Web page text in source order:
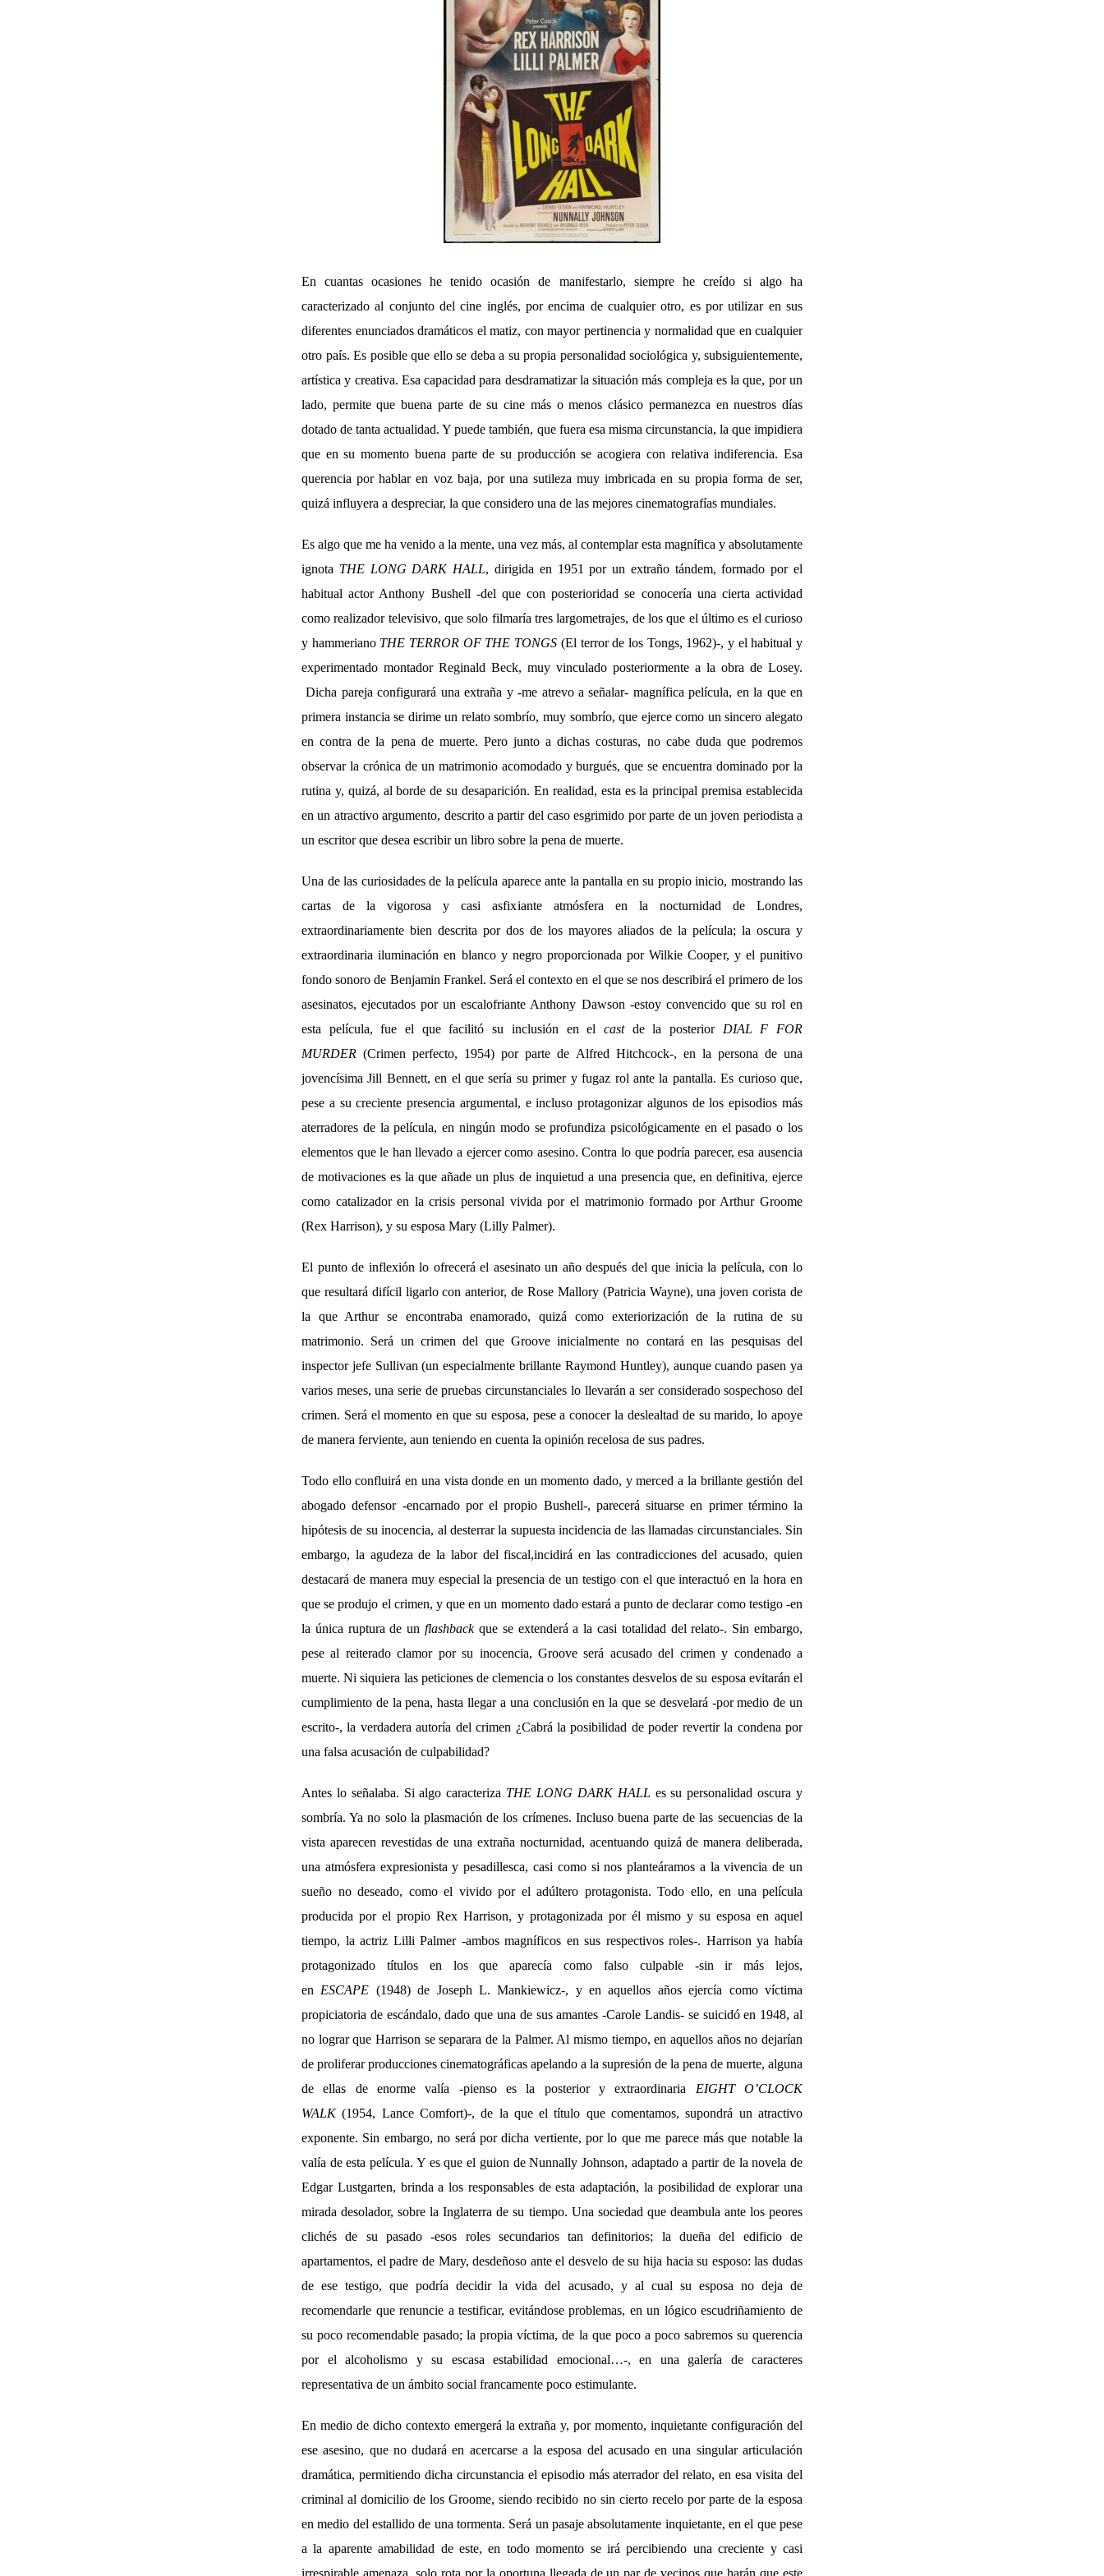
En cuantas ocasiones he tenido ocasión de manifestarlo, siempre he creído si algo ha
caracterizado al conjunto del cine inglés, por encima de cualquier otro, es por utilizar en sus
diferentes enunciados dramáticos el matiz, con mayor pertinencia y normalidad que en cualquier
otro país. Es posible que ello se deba a su propia personalidad sociológica y, subsiguientemente,
artística y creativa. Esa capacidad para desdramatizar la situación más compleja es la que, por un
lado, permite que buena parte de su cine más o menos clásico permanezca en nuestros días
dotado de tanta actualidad. Y puede también, que fuera esa misma circunstancia, la que impidiera
que en su momento buena parte de su producción se acogiera con relativa indiferencia. Esa
querencia por hablar en voz baja, por una sutileza muy imbricada en su propia forma de ser,
quizá influyera a despreciar, la que considero una de las mejores cinematografías mundiales.
Es algo que me ha venido a la mente, una vez más, al contemplar esta magnífica y absolutamente
ignota THE LONG DARK HALL, dirigida en 1951 por un extraño tándem, formado por el
habitual actor Anthony Bushell -del que con posterioridad se conocería una cierta actividad
como realizador televisivo, que solo filmaría tres largometrajes, de los que el último es el curioso
y hammeriano THE TERROR OF THE TONGS (El terror de los Tongs, 1962)-, y el habitual y
experimentado montador Reginald Beck, muy vinculado posteriormente a la obra de Losey.
Dicha pareja configurará una extraña y -me atrevo a señalar- magnífica película, en la que en
primera instancia se dirime un relato sombrío, muy sombrío, que ejerce como un sincero alegato
en contra de la pena de muerte. Pero junto a dichas costuras, no cabe duda que podremos
observar la crónica de un matrimonio acomodado y burgués, que se encuentra dominado por la
rutina y, quizá, al borde de su desaparición. En realidad, esta es la principal premisa establecida
en un atractivo argumento, descrito a partir del caso esgrimido por parte de un joven periodista a
un escritor que desea escribir un libro sobre la pena de muerte.
Una de las curiosidades de la película aparece ante la pantalla en su propio inicio, mostrando las
cartas de la vigorosa y casi asfixiante atmósfera en la nocturnidad de Londres,
extraordinariamente bien descrita por dos de los mayores aliados de la película; la oscura y
extraordinaria iluminación en blanco y negro proporcionada por Wilkie Cooper, y el punitivo
fondo sonoro de Benjamin Frankel. Será el contexto en el que se nos describirá el primero de los
asesinatos, ejecutados por un escalofriante Anthony Dawson -estoy convencido que su rol en
esta película, fue el que facilitó su inclusión en el castde la posterior DIAL F FOR
MURDER (Crimen perfecto, 1954) por parte de Alfred Hitchcock-, en la persona de una
jovencísima Jill Bennett, en el que sería su primer y fugaz rol ante la pantalla. Es curioso que,
pese a su creciente presencia argumental, e incluso protagonizar algunos de los episodios más
aterradores de la película, en ningún modo se profundiza psicológicamente en el pasado o los
elementos que le han llevado a ejercer como asesino. Contra lo que podría parecer, esa ausencia
de motivaciones es la que añade un plus de inquietud a una presencia que, en definitiva, ejerce
como catalizador en la crisis personal vivida por el matrimonio formado por Arthur Groome
(Rex Harrison), y su esposa Mary (Lilly Palmer).
El punto de inflexión lo ofrecerá el asesinato un año después del que inicia la película, con lo
que resultará difícil ligarlo con anterior, de Rose Mallory (Patricia Wayne), una joven corista de
la que Arthur se encontraba enamorado, quizá como exteriorización de la rutina de su
matrimonio. Será un crimen del que Groove inicialmente no contará en las pesquisas del
inspector jefe Sullivan (un especialmente brillante Raymond Huntley), aunque cuando pasen ya
varios meses, una serie de pruebas circunstanciales lo llevarán a ser considerado sospechoso del
crimen. Será el momento en que su esposa, pese a conocer la deslealtad de su marido, lo apoye
de manera ferviente, aun teniendo en cuenta la opinión recelosa de sus padres.
Todo ello confluirá en una vista donde en un momento dado, y merced a la brillante gestión del
abogado defensor -encarnado por el propio Bushell-, parecerá situarse en primer término la
hipótesis de su inocencia, al desterrar la supuesta incidencia de las llamadas circunstanciales. Sin
embargo, la agudeza de la labor del fiscal,incidirá en las contradicciones del acusado, quien
destacará de manera muy especial la presencia de un testigo con el que interactuó en la hora en
que se produjo el crimen, y que en un momento dado estará a punto de declarar como testigo -en
la única ruptura de unflashbackque se extenderá a la casi totalidad del relato-. Sin embargo,
pese al reiterado clamor por su inocencia, Groove será acusado del crimen y condenado a
muerte. Ni siquiera las peticiones de clemencia o los constantes desvelos de su esposa evitarán el
cumplimiento de la pena, hasta llegar a una conclusión en la que se desvelará -por medio de un
escrito-, la verdadera autoría del crimen ¿Cabrá la posibilidad de poder revertir la condena por
una falsa acusación de culpabilidad?
Antes lo señalaba. Si algo caracteriza THE LONG DARK HALL es su personalidad oscura y
sombría. Ya no solo la plasmación de los crímenes. Incluso buena parte de las secuencias de la
vista aparecen revestidas de una extraña nocturnidad, acentuando quizá de manera deliberada,
una atmósfera expresionista y pesadillesca, casi como si nos planteáramos a la vivencia de un
sueño no deseado, como el vivido por el adúltero protagonista. Todo ello, en una película
producida por el propio Rex Harrison, y protagonizada por él mismo y su esposa en aquel
tiempo, la actriz Lilli Palmer -ambos magníficos en sus respectivos roles-. Harrison ya había
protagonizado títulos en los que aparecía como falso culpable -sin ir más lejos,
en ESCAPE (1948) de Joseph L. Mankiewicz-, y en aquellos años ejercía como víctima
propiciatoria de escándalo, dado que una de sus amantes -Carole Landis- se suicidó en 1948, al
no lograr que Harrison se separara de la Palmer. Al mismo tiempo, en aquellos años no dejarían
de proliferar producciones cinematográficas apelando a la supresión de la pena de muerte, alguna
de ellas de enorme valía -pienso es la posterior y extraordinaria EIGHT O’CLOCK
WALK(1954, Lance Comfort)-, de la que el título que comentamos, supondrá un atractivo
exponente. Sin embargo, no será por dicha vertiente, por lo que me parece más que notable la
valía de esta película. Y es que el guion de Nunnally Johnson, adaptado a partir de la novela de
Edgar Lustgarten, brinda a los responsables de esta adaptación, la posibilidad de explorar una
mirada desolador, sobre la Inglaterra de su tiempo. Una sociedad que deambula ante los peores
clichés de su pasado -esos roles secundarios tan definitorios; la dueña del edificio de
apartamentos, el padre de Mary, desdeñoso ante el desvelo de su hija hacia su esposo: las dudas
de ese testigo, que podría decidir la vida del acusado, y al cual su esposa no deja de
recomendarle que renuncie a testificar, evitándose problemas, en un lógico escudriñamiento de
su poco recomendable pasado; la propia víctima, de la que poco a poco sabremos su querencia
por el alcoholismo y su escasa estabilidad emocional…-, en una galería de caracteres
representativa de un ámbito social francamente poco estimulante.
En medio de dicho contexto emergerá la extraña y, por momento, inquietante configuración del
ese asesino, que no dudará en acercarse a la esposa del acusado en una singular articulación
dramática, permitiendo dicha circunstancia el episodio más aterrador del relato, en esa visita del
criminal al domicilio de los Groome, siendo recibido no sin cierto recelo por parte de la esposa
en medio del estallido de una tormenta. Será un pasaje absolutamente inquietante, en el que pese
a la aparente amabilidad de este, en todo momento se irá percibiendo una creciente y casi
irrespirable amenaza, solo rota por la oportuna llegada de un par de vecinos que harán que este